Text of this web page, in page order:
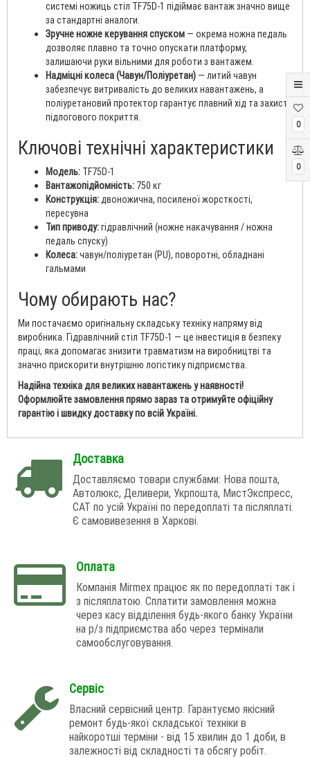
0
0
системі ножиць стіл TF75D-1 підіймає вантаж значно вище
за стандартні аналоги.
Зручне ножне керування спуском — окрема ножна педаль
дозволяє плавно та точно опускати платформу,
залишаючи руки вільними для роботи з вантажем.
Надміцні колеса (Чавун/Поліуретан) — литий чавун
забезпечує витривалість до великих навантажень, а
поліуретановий протектор гарантує плавний хід та захист
підлогового покриття.
Ключові технічні характеристики
Модель: TF75D-1
Вантажопідйомність: 750 кг
Конструкція:двоножична, посиленої жорсткості,
пересувна
Тип приводу:гідравлічний (ножне накачування / ножна
педаль спуску)
Колеса:чавун/поліуретан (PU), поворотні, обладнані
гальмами
Чому обирають нас?
Ми постачаємо оригінальну складську техніку напряму від
виробника. Гідравлічний стіл TF75D-1 — це інвестиція в безпеку
праці, яка допомагає знизити травматизм на виробництві та
значно прискорити внутрішню логістику підприємства.
Надійна техніка для великих навантажень у наявності!
Оформлюйте замовлення прямо зараз та отримуйте офіційну
гарантію і швидку доставку по всій Україні.
Доставка
Доставляємо товари службами: Нова пошта,
Автолюкс, Деливери, Укрпошта, МистЭкспресс,
САТ по усій Україні по передоплаті та післяплаті.
Є самовивезення в Харкові.
Оплата
Компанія Mirmex працює як по передоплаті так і
з післяплатою. Сплатити замовлення можна
через касу відділення будь-якого банку України
на р/з підприємства або через термінали
самообслуговування.
Сервіс
Власний сервісний центр. Гарантуємо якісний
ремонт будь-якої складської техніки в
найкоротші терміни - від 15 хвилин до 1 доби, в
залежності від складності та обсягу робіт.